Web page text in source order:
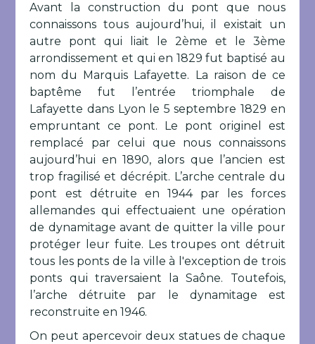
Avant la construction du pont que nous
connaissons tous aujourd’hui, il existait un
autre pont qui liait le 2ème et le 3ème
arrondissement et qui en 1829 fut baptisé au
nom du Marquis Lafayette. La raison de ce
baptême fut l’entrée triomphale de
Lafayette dans Lyon le 5 septembre 1829 en
empruntant ce pont. Le pont originel est
remplacé par celui que nous connaissons
aujourd’hui en 1890, alors que l’ancien est
trop fragilisé et décrépit. L’arche centrale du
pont est détruite en 1944 par les forces
allemandes qui effectuaient une opération
de dynamitage avant de quitter la ville pour
protéger leur fuite. Les troupes ont détruit
tous les ponts de la ville à l'exception de trois
ponts qui traversaient la Saône. Toutefois,
l’arche détruite par le dynamitage est
reconstruite en 1946.
On peut apercevoir deux statues de chaque